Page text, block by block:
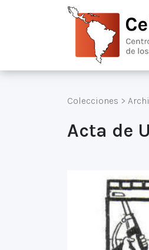
Colecciones >
Acta de